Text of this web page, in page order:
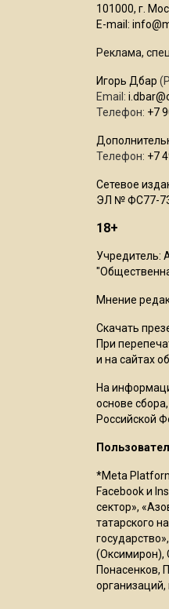
101000, г.
E-mail:
Реклама,
Игорь Дбар
Email:
Телефон: +7
Телефон: +7
Сетевое
ЭЛ № ФС77-
18+
Учредитель:
Мнение
Скачать
При
и на сайтах
На
основе
Российской
*Meta
Facebook и
сектор»,
татарского
(Оксимирон),
Понасенков,